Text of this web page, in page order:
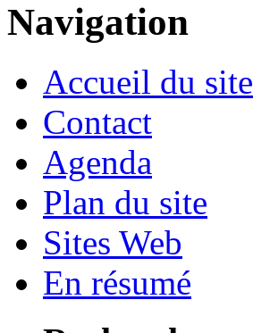
Navigation
Accueil du site
Contact
Agenda
Plan du site
Sites Web
En résumé